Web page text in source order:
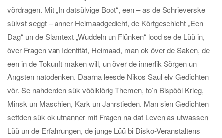
vördragen. Mit „In datsülvige Boot“, een – as de Schrieverske
sülvst seggt – anner Heimaadgedicht, de Körtgeschicht „Een
Dag“ un de Slamtext „Wuddeln un Flünken“ lood se de Lüü in,
över Fragen van Identität, Heimaad, man ok över de Saken, de
een in de Tokunft maken will, un över de innerlik Sörgen un
Angsten natodenken. Daarna leesde Nikos Saul elv Gedichten
vör. Se nahderden sük vöölklörig Themen, to’n Bispööl Krieg,
Minsk un Maschien, Kark un Jahrstieden. Man sien Gedichten
settden sük ok utnanner mit Fragen na dat Leven as utwassen
Lüü un de Erfahrungen, de junge Lüü bi Disko-Veranstaltens